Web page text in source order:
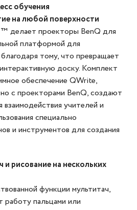
обучения
на любой поверхности
делает проекторы BenQ для
платформой для
тому, что превращает
доску. Комплект
обеспечение QWrite,
с проекторами BenQ, создают
учителей и
специально
и инструментов для создания
и рисование на нескольких
функции мультитач,
пальцами или